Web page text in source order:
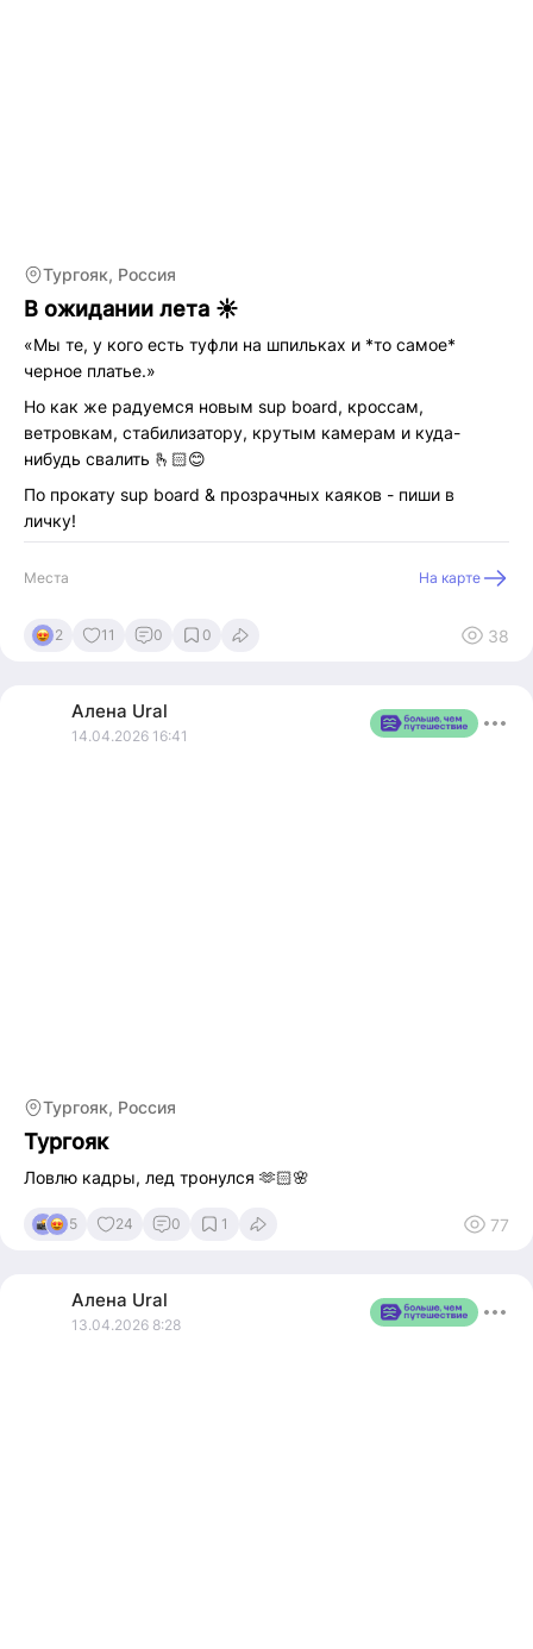
Тургояк, Россия
В ожидании лета ☀️
«Мы те, у кого есть туфли на шпильках и *то самое*
черное платье.»
Но как же радуемся новым sup board, кроссам,
ветровкам, стабилизатору, крутым камерам и куда-
нибудь свалить 🫰🏻😊
По прокату sup board & прозрачных каяков - пиши в
личку!
по воде Тургояка 😉🤗
Места На карте
2 11 0 0 38
Алена Ural
14.04.2026 16:41
Тургояк, Россия
Тургояк
Ловлю кадры, лед тронулся 🫶🏻🌸
5 24 0 1 77
Алена Ural
13.04.2026 8:28